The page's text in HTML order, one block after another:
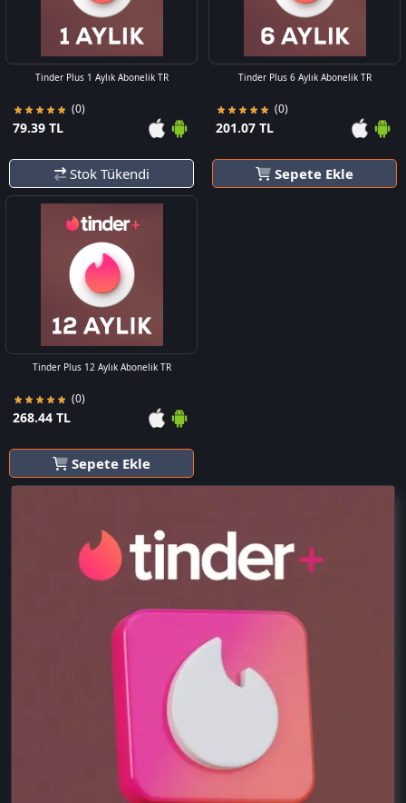
Tinder Plus 1 Aylık Abonelik TR
(0)
79.39 TL
Stok Tükendi
Tinder Plus 6 Aylık Abonelik TR
(0)
201.07 TL
Sepete Ekle
Tinder Plus 12 Aylık Abonelik TR
(0)
268.44 TL
Sepete Ekle